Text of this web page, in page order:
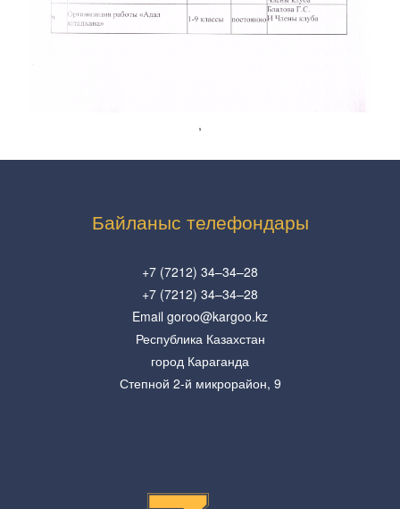
,
Байланыс телефондары
+7 (7212) 34–34–28
+7 (7212) 34–34–28
Email goroo@kargoo.kz
Республика Казахстан
город Караганда
Степной 2-й микрорайон, 9